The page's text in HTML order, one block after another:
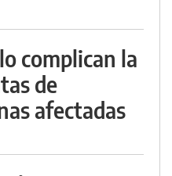
complican la
de
afectadas